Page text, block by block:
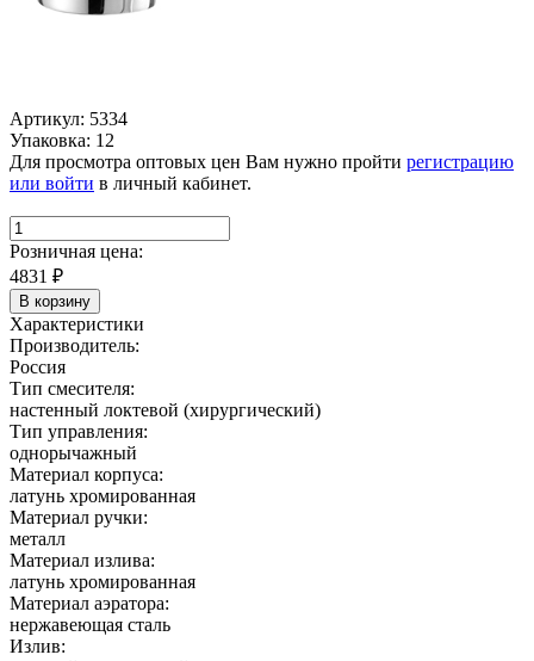
Артикул: 5334
Упаковка: 12
Для просмотра оптовых цен Вам нужно пройти регистрацию
или войти в личный кабинет.
Розничная цена:
4831 ₽
В корзину
Характеристики
Производитель:
Россия
Тип смесителя:
настенный локтевой (хирургический)
Тип управления:
однорычажный
Материал корпуса:
латунь хромированная
Материал ручки:
металл
Материал излива:
латунь хромированная
Материал аэратора:
нержавеющая сталь
Излив: